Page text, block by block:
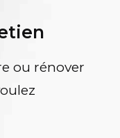
ou rénover